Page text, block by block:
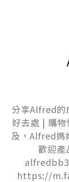
分享Alfred的
好去處 | 購
及，Alfred媽
歡迎
https://